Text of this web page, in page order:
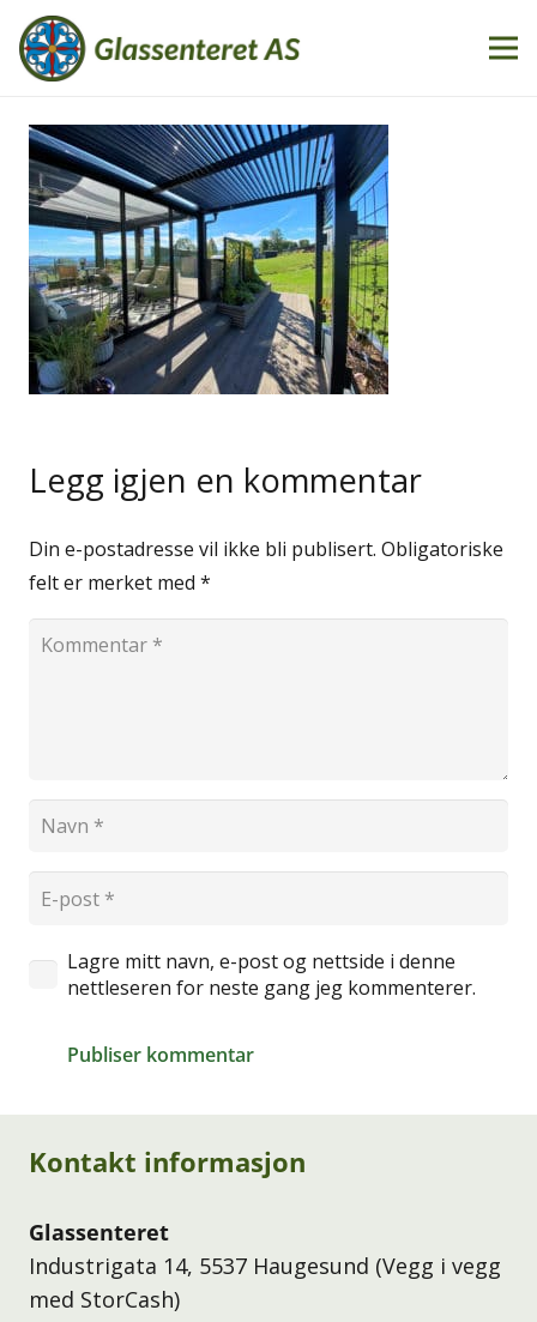
Legg igjen en kommentar
Din e-postadresse vil ikke bli publisert. Obligatoriske
felt er merket med *
Lagre mitt navn, e-post og nettside i denne
nettleseren for neste gang jeg kommenterer.
Publiser kommentar
Kontakt informasjon
Glassenteret
Industrigata 14, 5537 Haugesund (Vegg i vegg
med StorCash)